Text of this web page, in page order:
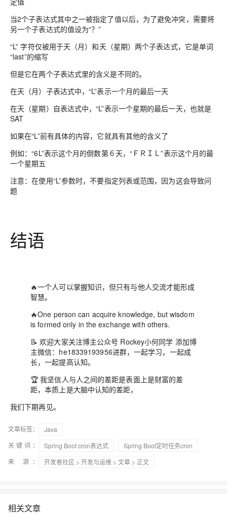
当2个子表达式其中之一被指定了值以后，为了避免冲突，需要将
另一个子表达式的值设为“？”
“L” 字符仅被用于天（月）和天（星期）两个子表达式，它是单词
“last”的缩写
但是它在两个子表达式里的含义是不同的。
在天（月）子表达式中，“L”表示一个月的最后一天
在天（星期）自表达式中，“L”表示一个星期的最后一天，也就是
SAT
如果在“L”前有具体的内容，它就具有其他的含义了
例如：“6L”表示这个月的倒数第６天，“ＦＲＩＬ”表示这个月的最
一个星期五
注意：在使用“L”参数时，不要指定列表或范围，因为这会导致问
题
结语
🔥一个人可以掌握知识，但只有与他人交流才能形成
智慧。
🔥One person can acquire knowledge, but wisdom
is formed only in the exchange with others.
📝 欢迎大家关注博主公众号 Rockey小何同学 添加博
主微信：he18339193956进群，一起学习，一起成
长，一起提高认知。
🏆 我坚信人与人之间的差距是表面上是财富的差
距，本质上是大脑中认知的差距，
我们下期再见。
文章标签：
Java
关键词：
Spring Boot cron表达式
Spring Boot定时任务cron
来 源：
开发者社区 > 开发与运维 > 文章 > 正文
相关文章